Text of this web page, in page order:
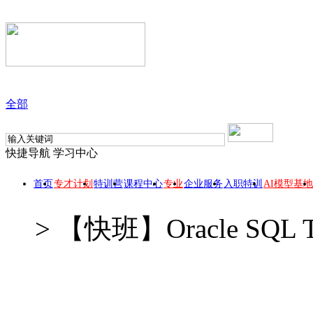
全部
快捷导航 学习中心
首页专才计划 特训营课程中心专业企业服务 入职特训 AI模型基地
> 【快班】Oracle